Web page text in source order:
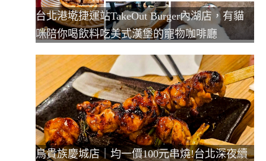
台北港墘捷運站TakeOut Burger內湖店，有貓
咪陪你喝飲料吃美式漢堡的寵物咖啡廳
鳥貴族慶城店｜均一價100元串燒!台北深夜續